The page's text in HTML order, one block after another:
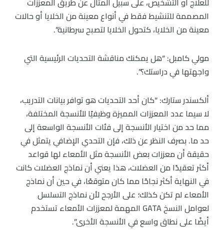
المصممة للتنشيط فقط في أنواع معينة من الخلايا أو حالات
معينة من الخلايا، كتحول الخلايا لتصبح سرطانية”.
مولي كامبل: “هل يمكنك مناقشة التحديات الرئيسية التي
واجهتها في دراستك؟”.
ألكسندر ستارك: “كان أحد التحديات هو توافر بيانات التدريب،
لا سيما عدد المعززات المميزة وظيفيًا للأنسجة المختلفة،
مما حد من اختيار الأنسجة إلى فئات الأنسجة الواسعة إلى
حد ما. بصرف النظر عن ذلك، فإن التحدي الإضافي يتمثل في
حقيقة أن معززات بعض الأنسجة مثل الأمعاء لها قواعد
أكثر تعقيدًا من العضلات، هذا يعني أن نماذج العضلات كانت
في النهاية أكثر نجاحًا مما كان متوقعًا، في حين أن نماذج
الأمعاء لم تكن كذلك؛ على الأرجح لأن نماذج التسلسل
لعوامل النسخ GATA المهمة لمعززات الأمعاء تستخدم
أيضًا على نطاق واسع في الأنسجة الأخرى”.